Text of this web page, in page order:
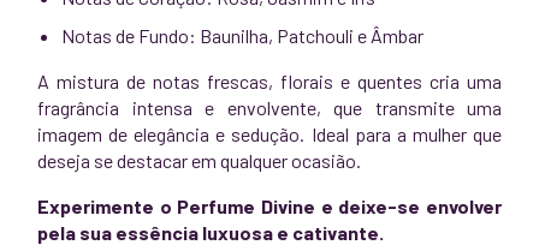
Notas de Fundo: Baunilha, Patchouli e Âmbar
A mistura de notas frescas, florais e quentes cria uma
fragrância intensa e envolvente, que transmite uma
imagem de elegância e sedução. Ideal para a mulher que
deseja se destacar em qualquer ocasião.
Experimente o Perfume Divine e deixe-se envolver
pela sua essência luxuosa e cativante.